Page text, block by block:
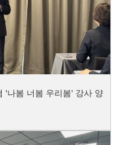
'나봄 너봄 우리봄' 강사 양